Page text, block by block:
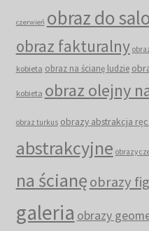
czerwień obraz do
obraz fakturalny
kobieta obraz na ścianę ludzie
kobieta obraz olejny
obraz turkus obrazy abstrakcja
abstrakcyjne obrazy
na ścianęobrazy
galeria obrazy